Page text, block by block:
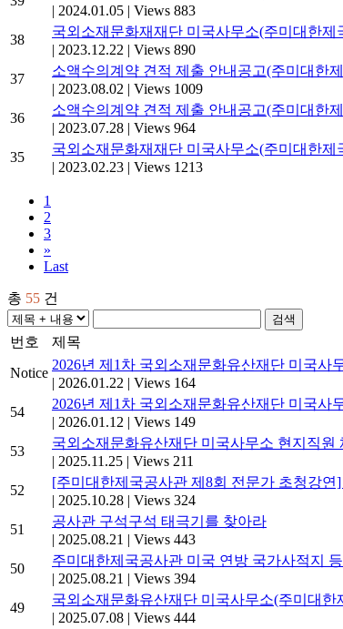
| 2024.01.05 | Views 883
38
국외소재문화재재단 미국사무소(주미대한제
| 2023.12.22 | Views 890
37
소액수의계약 견적 제출 안내공고(주미대한
| 2023.08.02 | Views 1009
36
소액수의계약 견적 제출 안내공고(주미대한
| 2023.07.28 | Views 964
35
국외소재문화재재단 미국사무소(주미대한
| 2023.02.23 | Views 1213
1
2
3
»
Last
총 55 건
검색
번호 제목
Notice
2026년 제1차 국외소재문화유산재단 미국사
| 2026.01.22 | Views 164
54
2026년 제1차 국외소재문화유산재단 미국
| 2026.01.12 | Views 149
53
국외소재문화유산재단 미국사무소 현지직원
| 2025.11.25 | Views 211
52
[주미대한제국공사관 제8회 전문가 초청강
| 2025.10.28 | Views 324
51
공사관 구석구석 태극기를 찾아라
| 2025.08.21 | Views 443
50
주미대한제국공사관 미국 연방 국가사적지
| 2025.08.21 | Views 394
49
국외소재문화유산재단 미국사무소(주미대
| 2025.07.08 | Views 444